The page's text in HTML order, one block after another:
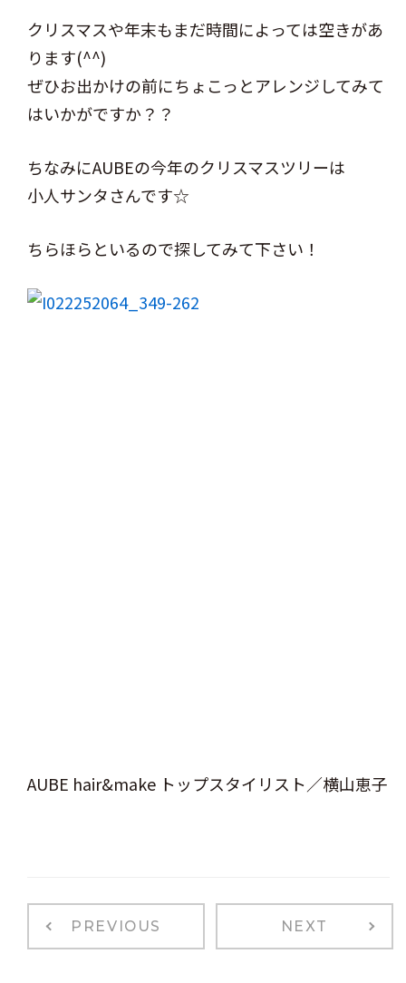
クリスマスや年末もまだ時間によっては空きがあ
ります(^^)
ぜひお出かけの前にちょこっとアレンジしてみて
はいかがですか？？
ちなみにAUBEの今年のクリスマスツリーは
小人サンタさんです☆
ちらほらといるので探してみて下さい！
AUBE hair&make トップスタイリスト／横山恵子
PREVIOUS NEXT